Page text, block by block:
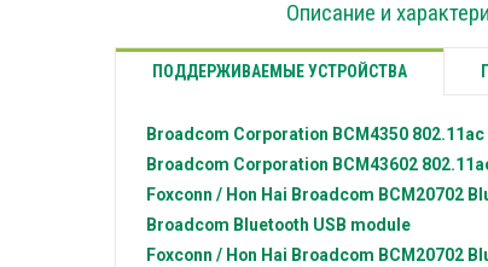
Описание и
ПОДДЕРЖИВАЕМЫЕ УСТРОЙСТВА
Broadcom Corporation BCM4350
Broadcom Corporation BCM43602
Foxconn / Hon Hai Broadcom BCM20702
Broadcom Bluetooth USB module
Foxconn / Hon Hai Broadcom BCM20702